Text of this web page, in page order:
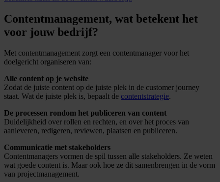
Contentmanagement, wat betekent het
voor jouw bedrijf?
Met contentmanagement zorgt een contentmanager voor het
doelgericht organiseren van:
Alle content op je website
Zodat de juiste content op de juiste plek in de customer journey
staat. Wat de juiste plek is, bepaalt de contentstrategie.
De processen rondom het publiceren van content
Duidelijkheid over rollen en rechten, en over het proces van
aanleveren, redigeren, reviewen, plaatsen en publiceren.
Communicatie met stakeholders
Contentmanagers vormen de spil tussen alle stakeholders. Ze weten
wat goede content is. Maar ook hoe ze dit samenbrengen in de vorm
van projectmanagement.